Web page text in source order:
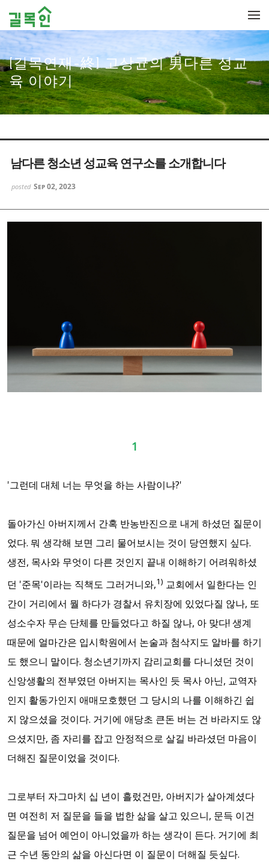
[길목연재-終] 고상균의 男다른 성교
육 이야기
남다른 청소년 성교육 연구소를 소개합니다
posted Sep 02, 2023
1
'그런데 대체 너는 무엇을 하는 사람이냐?'
돌아가신 아버지께서 간혹 반농반진으로 내게 하셨던 질문이
었다. 뭐 생각해 보면 그리 물어보시는 것이 당연했지 싶다.
생전, 목사와 무엇이 다른 것인지 끝내 이해하기 어려워하셨
던 '준목'이라는 직책도 그러거니와,1) 교회에서 일한다는 인
간이 거리에서 뭘 하다가 경찰서 유치장에 있었다질 않나, 또
성소수자 무슨 단체를 만들었다고 하질 않나, 아 맞다! 생계
때문에 얼마간은 입시학원에서 논술과 첨삭지도 알바를 하기
도 했으니 말이다. 청소년기까지 감리교회를 다니셨던 것이
신앙생활의 전부였던 아버지는 목사인 듯 목사 아닌, 교역자
인지 활동가인지 애매모호했던 그 당시의 나를 이해하긴 쉽
지 않으셨을 것이다. 거기에 애당초 큰돈 버는 건 바라지도 않
으셨지만, 좀 자리를 잡고 안정적으로 살길 바라셨던 마음이
더해진 질문이었을 것이다.
그로부터 자그마치 십 년이 흘렀건만, 아버지가 살아계셨다
면 여전히 저 질문을 들을 법한 삶을 살고 있으니, 문득 이건
질문을 넘어 예언이 아니었을까 하는 생각이 든다. 거기에 최
근 수년 동안의 삶을 아신다면 이 질문이 더해질 듯싶다.